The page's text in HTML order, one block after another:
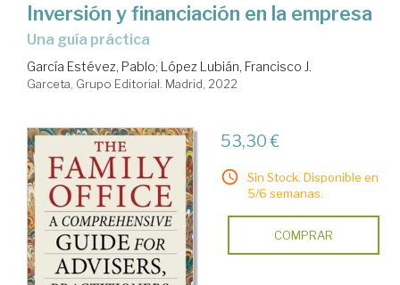
Inversión y financiación en la empresa
una guía práctica
García Estévez, Pablo; López Lubián, Francisco J.
Garceta, Grupo Editorial. Madrid, 2022
53,30 €
Sin Stock. Disponible en
5/6 semanas.
COMPRAR